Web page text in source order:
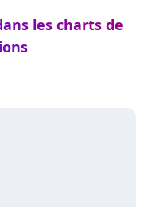
les charts de